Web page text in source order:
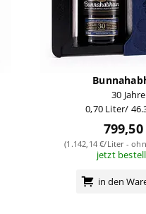
30 Jahre
0,70 Liter/
799,50
(1.142,14 €/Liter -
jetzt
in den